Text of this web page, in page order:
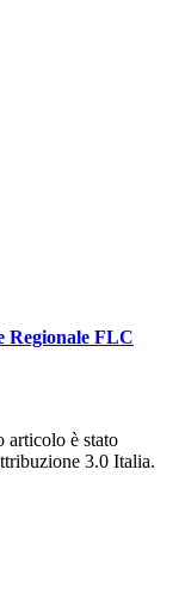
Regionale FLC
articolo è stato
3.0 Italia.